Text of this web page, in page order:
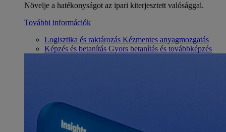
Növelje a hatékonyságot az ipari kiterjesztett valósággal.
További információk
Logisztika és raktározás Kézmentes anyagmozgatás
Képzés és betanítás Gyors betanítás és továbbképzés